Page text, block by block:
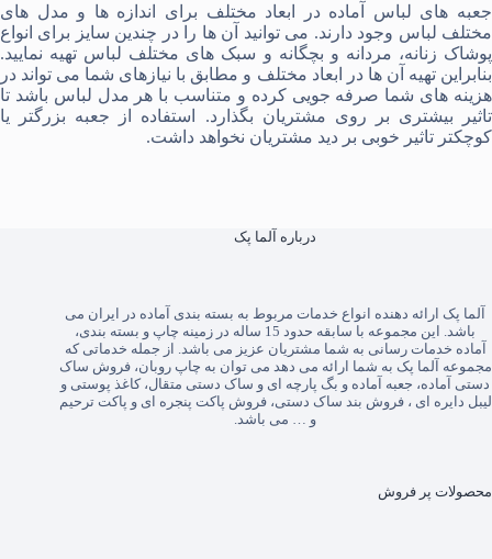
جعبه های لباس آماده در ابعاد مختلف برای اندازه ها و مدل های
مختلف لباس وجود دارند. می توانید آن ها را در چندین سایز برای انواع
پوشاک زنانه، مردانه و بچگانه و سبک های مختلف لباس تهیه نمایید.
بنابراین تهیه آن ها در ابعاد مختلف و مطابق با نیازهای شما می تواند در
هزینه های شما صرفه جویی کرده و متناسب با هر مدل لباس باشد تا
تاثیر بیشتری بر روی مشتریان بگذارد. استفاده از جعبه بزرگتر یا
کوچکتر تاثیر خوبی بر دید مشتریان نخواهد داشت.
درباره آلما پک
آلما پک ارائه دهنده انواع خدمات مربوط به بسته بندی آماده در ایران می
باشد. این مجموعه با سابقه حدود 15 ساله در زمینه چاپ و بسته بندی،
آماده خدمات رسانی به شما مشتریان عزیز می باشد. از جمله خدماتی که
مجموعه آلما پک به شما ارائه می دهد می توان به چاپ روبان،فروش ساک
دستی آماده، جعبه آماده و بگ پارچه ای و ساک دستی متقال،کاغذ پوستی و
لیبل دایره ای ،فروش بند ساک دستی،فروش پاکت پنجره ای و پاکت ترحیم
و … می باشد.
محصولات پر فروش